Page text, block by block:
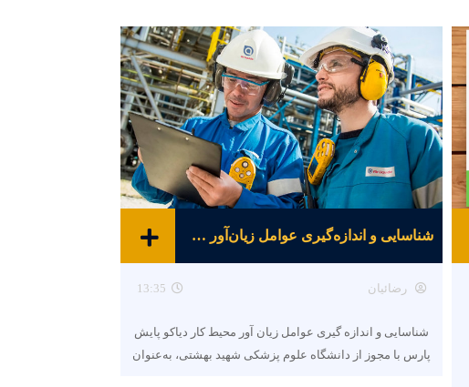
شناسایی و اندازه‌گیری عوامل زیان‌آور محیط کار
رضائیان 13:35
شناسایی و اندازه گیری عوامل زیان آور محیط کار دیاکو پایش
پارس با مجوز از دانشگاه علوم پزشکی شهید بهشتی، به‌عنوان